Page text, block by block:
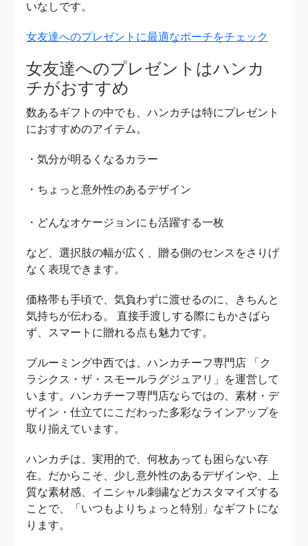
いなしです。
女友達へのプレゼントに最適なポーチをチェック
女友達へのプレゼントはハンカ
チがおすすめ
数あるギフトの中でも、ハンカチは特にプレゼント
におすすめのアイテム。
・気分が明るくなるカラー
・ちょっと意外性のあるデザイン
・どんなオケージョンにも活躍する一枚
など、選択肢の幅が広く、贈る側のセンスをさりげ
なく表現できます。
価格帯も手頃で、気負わずに渡せるのに、きちんと
気持ちが伝わる。 直接手渡しする際にもかさばら
ず、スマートに贈れる点も魅力です。
ブルーミング中西では、ハンカチーフ専門店 「ク
ラシクス・ザ・スモールラグジュアリ」を運営して
います。ハンカチーフ専門店ならではの、素材・デ
ザイン・仕立てにこだわった多彩なラインアップを
取り揃えています。
ハンカチは、実用的で、何枚あっても困らない存
在。だからこそ、少し意外性のあるデザインや、上
質な素材感、イニシャル刺繍などカスタマイズする
ことで、「いつもよりちょっと特別」なギフトにな
ります。